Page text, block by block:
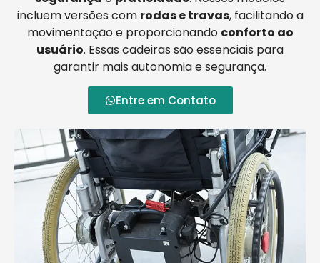
incluem versões com rodas e travas, facilitando a
movimentação e proporcionando conforto ao
usuário. Essas cadeiras são essenciais para
garantir mais autonomia e segurança.
Entre em Contato